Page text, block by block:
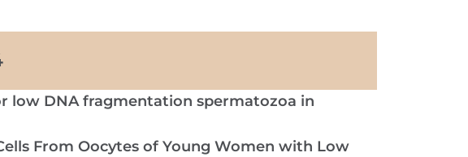
low DNA fragmentation spermatozoa in
From Oocytes of Young Women with Low